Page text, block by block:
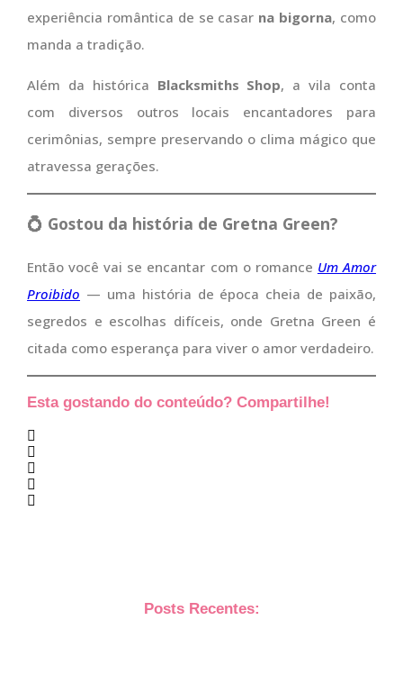
experiência romântica de se casar na bigorna, como
manda a tradição.
Além da histórica Blacksmiths Shop, a vila conta
com diversos outros locais encantadores para
cerimônias, sempre preservando o clima mágico que
atravessa gerações.
💍 Gostou da história de Gretna Green?
Então você vai se encantar com o romance Um Amor
Proibido — uma história de época cheia de paixão,
segredos e escolhas difíceis, onde Gretna Green é
citada como esperança para viver o amor verdadeiro.
Esta gostando do conteúdo? Compartilhe!
Posts Recentes: